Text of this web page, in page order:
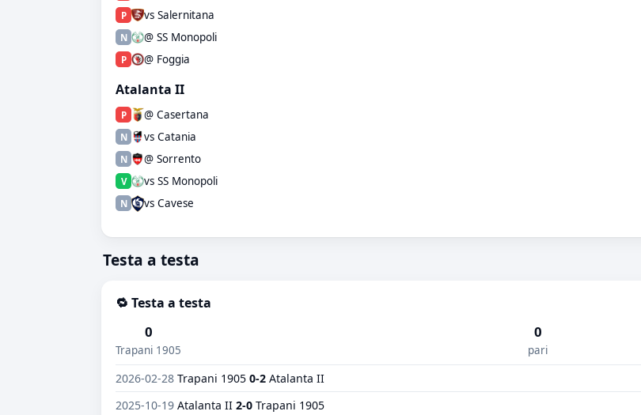
P vs Salernitana
N @ SS Monopoli
P @ Foggia
Atalanta II
P @ Casertana
N vs Catania
N @ Sorrento
V vs SS Monopoli
N vs Cavese
Testa a testa
🔁 Testa a testa
0
Trapani 1905
0
pari
2026-02-28 Trapani 1905 0-2 Atalanta II
2025-10-19 Atalanta II 2-0 Trapani 1905